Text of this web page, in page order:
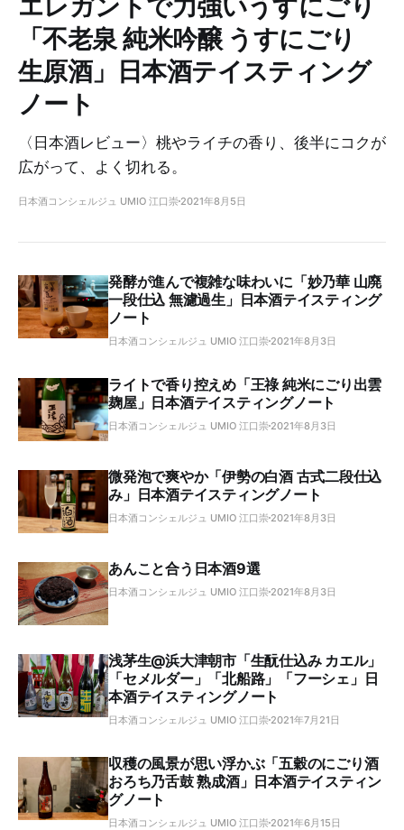
「不老泉 純米吟醸 うすにごり
生原酒」日本酒テイスティング
ノート
〈日本酒レビュー〉桃やライチの香り、後半にコクが
広がって、よく切れる。
日本酒コンシェルジュ UMIO 江口崇 2021年8月5日
発酵が進んで複雑な味わいに「妙乃華 山廃
一段仕込 無濾過生」日本酒テイスティング
ノート
日本酒コンシェルジュ UMIO 江口崇 2021年8月3日
ライトで香り控えめ「王祿 純米にごり出雲
麹屋」日本酒テイスティングノート
日本酒コンシェルジュ UMIO 江口崇 2021年8月3日
微発泡で爽やか「伊勢の白酒 古式二段仕込
み」日本酒テイスティングノート
日本酒コンシェルジュ UMIO 江口崇 2021年8月3日
あんこと合う日本酒9選
日本酒コンシェルジュ UMIO 江口崇 2021年8月3日
浅茅生@浜大津朝市「生酛仕込み カエル」
「セメルダー」「北船路」「フーシェ」日
本酒テイスティングノート
日本酒コンシェルジュ UMIO 江口崇 2021年7月21日
収穫の風景が思い浮かぶ「五穀のにごり酒
おろち乃舌鼓 熟成酒」日本酒テイスティン
グノート
日本酒コンシェルジュ UMIO 江口崇 2021年6月15日